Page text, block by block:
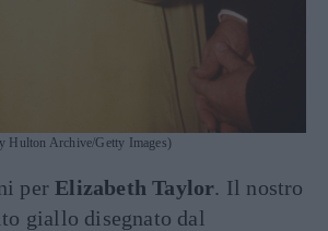
Hulton Archive/Getty Images)
perElizabeth Taylor. Il nostro
giallo disegnato dal